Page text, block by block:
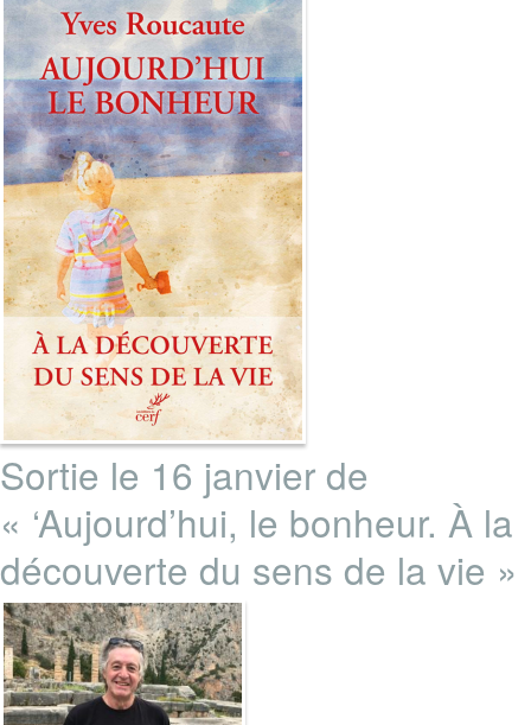
Sortie le 16 janvier de
« ‘Aujourd’hui, le bonheur. À la
découverte du sens de la vie »